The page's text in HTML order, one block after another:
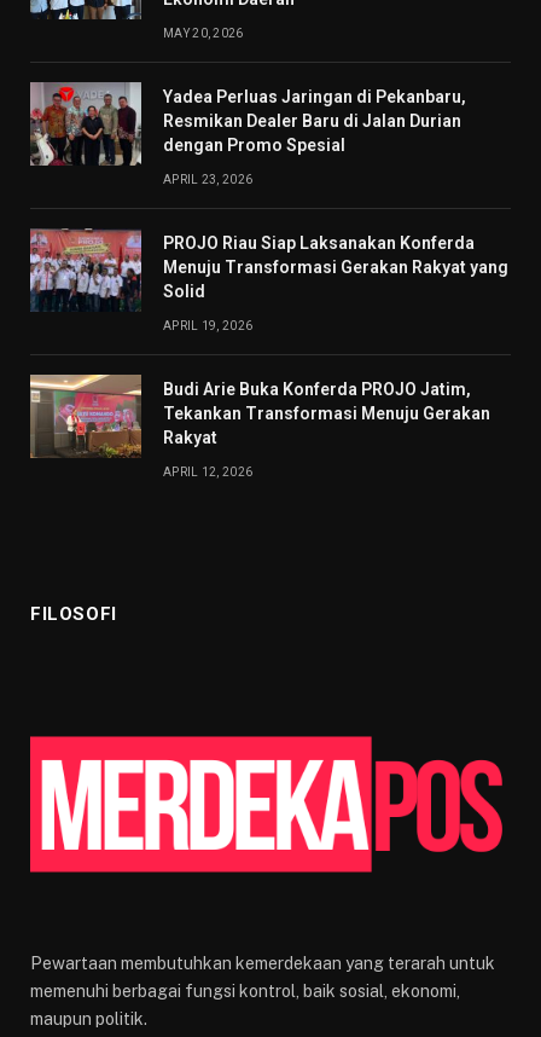
MAY 20, 2026
Yadea Perluas Jaringan di Pekanbaru,
Resmikan Dealer Baru di Jalan Durian
dengan Promo Spesial
APRIL 23, 2026
PROJO Riau Siap Laksanakan Konferda
Menuju Transformasi Gerakan Rakyat yang
Solid
APRIL 19, 2026
Budi Arie Buka Konferda PROJO Jatim,
Tekankan Transformasi Menuju Gerakan
Rakyat
APRIL 12, 2026
FILOSOFI
Pewartaan membutuhkan kemerdekaan yang terarah untuk
memenuhi berbagai fungsi kontrol, baik sosial, ekonomi,
maupun politik.